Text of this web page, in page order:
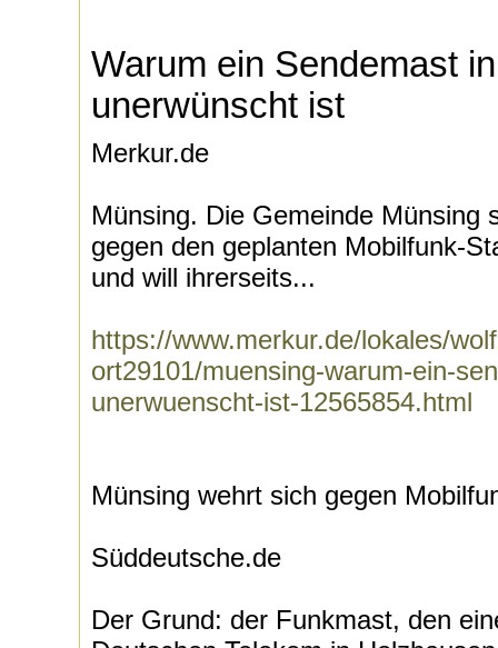
Warum ein Sendemast
unerwünscht ist
Merkur.de
Münsing. Die Gemeinde Münsing
gegen den geplanten Mobilfunk-
und will ihrerseits...
https://www.merkur.de/lokales/
ort29101/muensing-warum-ein-
unerwuenscht-ist-12565854.html
Münsing wehrt sich gegen
Süddeutsche.de
Der Grund: der Funkmast, den